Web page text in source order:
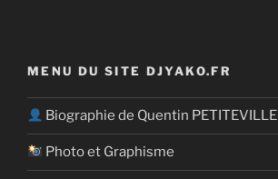
MENU DU SITE DJYAKO.FR
Biographie de Quentin PETITEVILLE
Photo et Graphisme